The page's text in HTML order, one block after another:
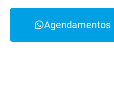
Agendamentos